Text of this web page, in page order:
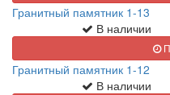
Гранитный памятник 1-13
В наличии
Гранитный памятник 1-12
В наличии